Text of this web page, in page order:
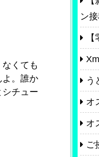
くても
。誰か
チュー
ン
う
オ
オ
ご